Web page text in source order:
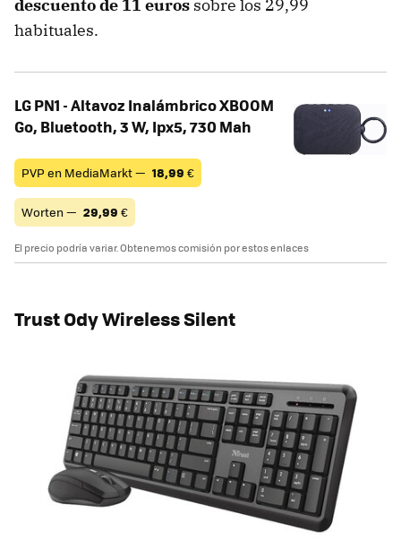
descuento de 11 euros sobre los 29,99
habituales.
LG PN1 - Altavoz Inalámbrico XBOOM
Go, Bluetooth, 3 W, Ipx5, 730 Mah
PVP en MediaMarkt — 18,99 €
Worten — 29,99 €
El precio podría variar. Obtenemos comisión por estos enlaces
Trust Ody Wireless Silent